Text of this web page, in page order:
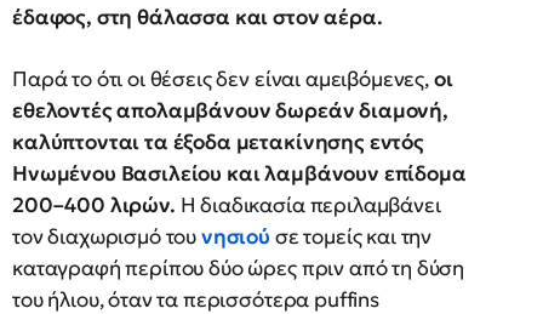
έδαφος, στη θάλασσα και στον αέρα.
Παρά το ότι οι θέσεις δεν είναι αμειβόμενες,οι
εθελοντές απολαμβάνουν δωρεάν διαμονή,
καλύπτονται τα έξοδα μετακίνησης εντός
Ηνωμένου Βασιλείου και λαμβάνουν επίδομα
200–400 λιρών. Η διαδικασία περιλαμβάνει
τον διαχωρισμό τουνησιού σε τομείς και την
καταγραφή περίπου δύο ώρες πριν από τη δύση
του ήλιου, όταν τα περισσότερα puffins